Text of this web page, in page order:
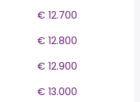
€ 12.700
€ 12.800
€ 12.900
€ 13.000